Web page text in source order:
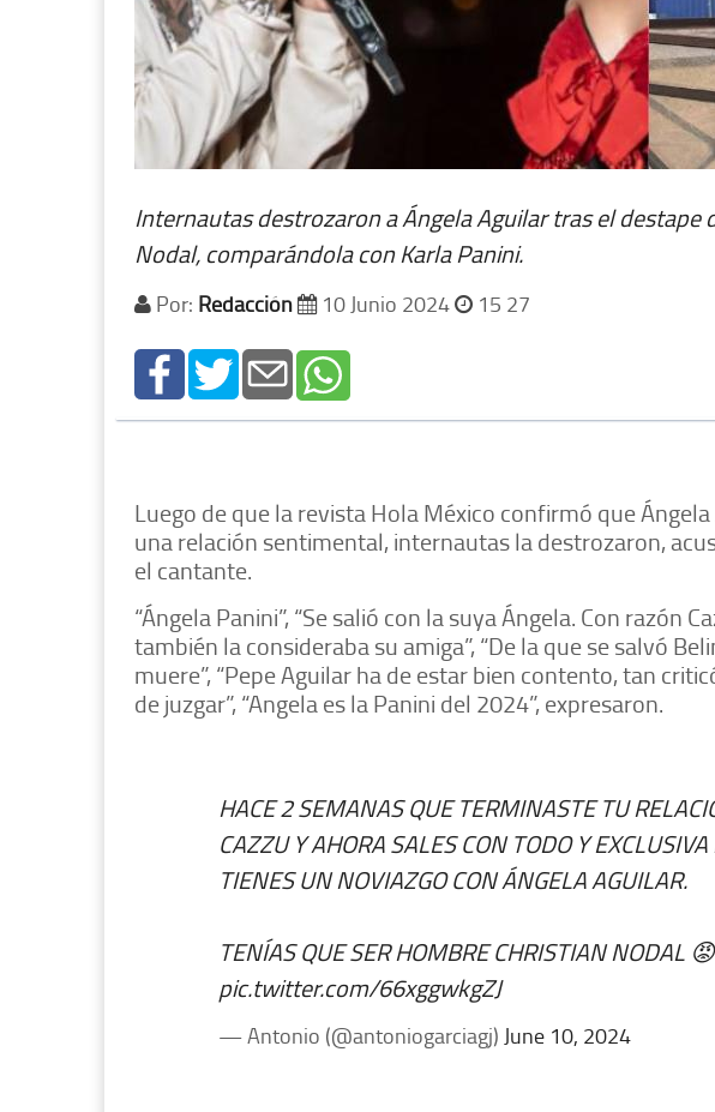
Internautas destrozaron a Ángela Aguilar tras el destape
Nodal, comparándola con Karla Panini.
Por: Redacción 10 Junio 2024 15 27
Luego de que la revista Hola México confirmó que
una relación sentimental, internautas la destrozaron,
el cantante.
“Ángela Panini”, “Se salió con la suya Ángela. Con razón
también la consideraba su amiga”, “De la que se salvó
muere”, “Pepe Aguilar ha de estar bien contento, tan
de juzgar”, “Angela es la Panini del 2024”, expresaron.
HACE 2 SEMANAS QUE TERMINASTE TU
CAZZU Y AHORA SALES CON TODO Y
TIENES UN NOVIAZGO CON ÁNGELA AGUILAR.
TENÍAS QUE SER HOMBRE CHRISTIAN NODAL 😡
pic.twitter.com/66xggwkgZJ
— Antonio (@antoniogarciagj) June 10, 2024